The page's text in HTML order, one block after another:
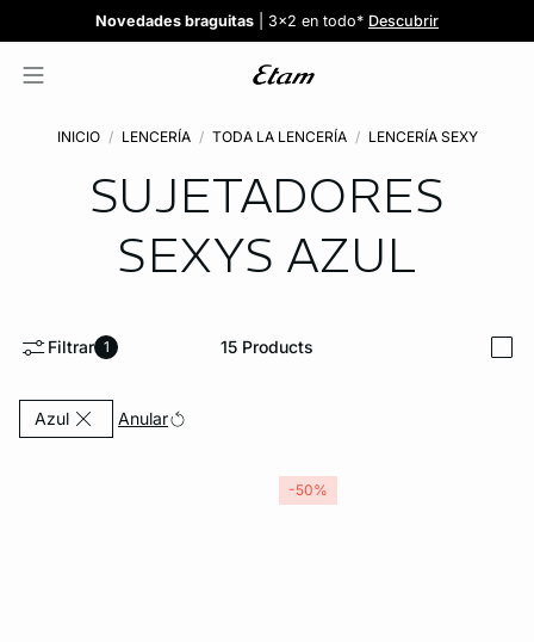
REBAJAS¡Ahora 3x2 en TODO*!Comprar
Confort invisible: Sujetadores desde 19,99€Descubrir
¡Nuevos modelos!: 5 braguitas por 35€Ver todas
Novedades braguitas | 3x2 en todo* Descubrir
INICIO LENCERÍA TODA LA LENCERÍA LENCERÍA SEXY
SUJETADORES
SEXYSAZUL
Filtrar 1 15 Products
AzulCurrently Refined by Color: Azul
Anular
-50%